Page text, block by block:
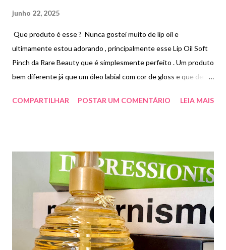
junho 22, 2025
Que produto é esse ? Nunca gostei muito de lip oil e
ultimamente estou adorando , principalmente esse Lip Oil Soft
Pinch da Rare Beauty que é simplesmente perfeito . Um produto
bem diferente já que um óleo labial com cor de gloss e que deixa
com uma sensação de volumosos e sem ficar pegajoso já que é
produto vegano e cruelty free. Preço R$159,00.
COMPARTILHAR POSTAR UM COMENTÁRIO LEIA MAIS